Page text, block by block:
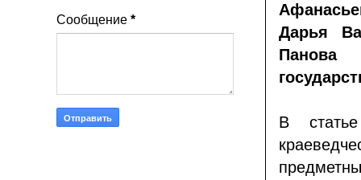
Дарья
Панова
В
Сообщение *